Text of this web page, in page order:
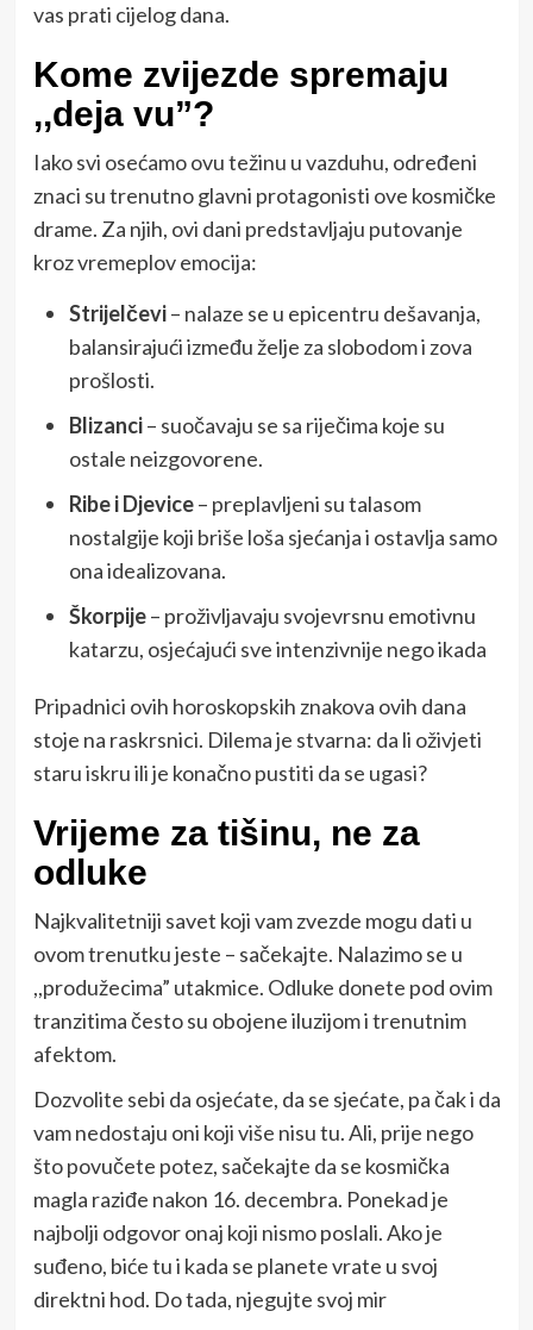
vas prati cijelog dana.
Kome zvijezde spremaju
,,deja vu”?
Iako svi osećamo ovu težinu u vazduhu, određeni
znaci su trenutno glavni protagonisti ove kosmičke
drame. Za njih, ovi dani predstavljaju putovanje
kroz vremeplov emocija:
Strijelčevi– nalaze se u epicentru dešavanja,
balansirajući između želje za slobodom i zova
prošlosti.
Blizanci– suočavaju se sa riječima koje su
ostale neizgovorene.
Ribe i Djevice– preplavljeni su talasom
nostalgije koji briše loša sjećanja i ostavlja samo
ona idealizovana.
Škorpije– proživljavaju svojevrsnu emotivnu
katarzu, osjećajući sve intenzivnije nego ikada
Pripadnici ovih horoskopskih znakova ovih dana
stoje na raskrsnici. Dilema je stvarna: da li oživjeti
staru iskru ili je konačno pustiti da se ugasi?
Vrijeme za tišinu, ne za
odluke
Najkvalitetniji savet koji vam zvezde mogu dati u
ovom trenutku jeste – sačekajte. Nalazimo se u
,,produžecima” utakmice. Odluke donete pod ovim
tranzitima često su obojene iluzijom i trenutnim
afektom.
Dozvolite sebi da osjećate, da se sjećate, pa čak i da
vam nedostaju oni koji više nisu tu. Ali, prije nego
što povučete potez, sačekajte da se kosmička
magla raziđe nakon 16. decembra. Ponekad je
najbolji odgovor onaj koji nismo poslali. Ako je
suđeno, biće tu i kada se planete vrate u svoj
direktni hod. Do tada, njegujte svoj mir